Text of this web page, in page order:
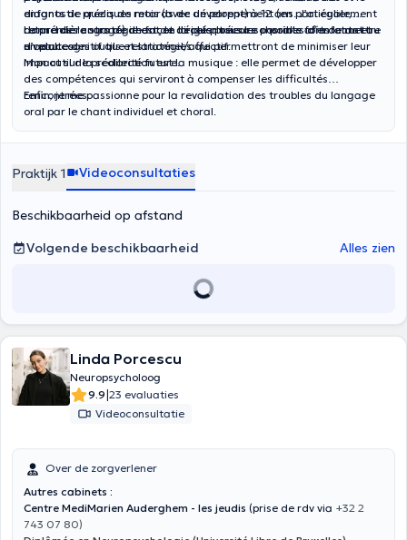
enfants de quelques mois (avec un parent) à 12 ans. J’ai également
donné des cours de chant et dirigé plusieurs chorales d’enfants et
d’adultes.
diagnostic précis de retards de développement (en particulier,
retard de langage) de façon la plus précoce possible afin de mettre
en place des outils et stratégies qui permettront de minimiser leur
impact sur la scolarité future.
La première stratégie est de déceler tous les « points forts » tant au
niveau cognitif que relationnel/affectif.
Mon outil de prédilection est la musique : elle permet de développer
des compétences qui serviront à compenser les difficultés
rencontrées.
Enfin, je me passionne pour la revalidation des troubles du langage
oral par le chant individuel et choral.
Praktijk 1 Videoconsultaties
Beschikbaarheid op afstand
Volgende beschikbaarheid
Alles zien
Linda Porcescu
Neuropsycholoog
9.9|23 evaluaties
Videoconsultatie
Over de zorgverlener
Autres cabinets :
Centre MediMarien Auderghem - les jeudis (prise de rdv via +32 2
743 07 80)